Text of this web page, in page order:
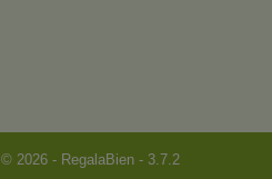
© 2026 - RegalaBien - 3.7.2